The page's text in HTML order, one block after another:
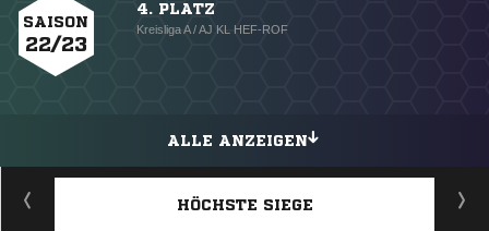
SAISON
22/23
4. PLATZ
Kreisliga A / AJ KL HEF-ROF
ALLE ANZEIGEN
HÖCHSTE SIEGE